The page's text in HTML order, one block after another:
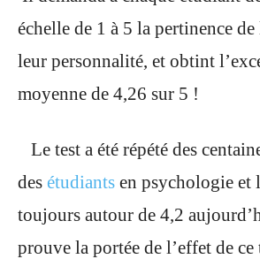
échelle de 1 à 5 la pertinence de
leur personnalité, et obtint
moyenne de 4,26 sur 5 !
Le test a été répété des
des étudiants en psychologie et
toujours autour de 4,2
prouve la portée de l’effet de ce